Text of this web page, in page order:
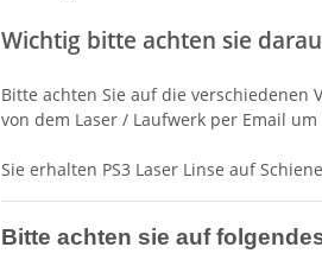
Wichtig bitte achten sie
Bitte achten Sie auf die verschiedenen
von dem Laser / Laufwerk per Email um
Sie erhalten PS3 Laser Linse auf
Bitte achten sie auf